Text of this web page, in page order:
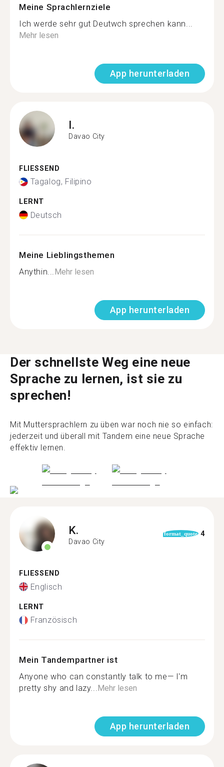
Meine Sprachlernziele
Ich werde sehr gut Deutwch sprechen kann...
Mehr lesen
App herunterladen
I.
Davao City
FLIESSEND
Tagalog, Filipino
LERNT
Deutsch
Meine Lieblingsthemen
Anythin... Mehr lesen
App herunterladen
Der schnellste Weg eine neue
Sprache zu lernen, ist sie zu
sprechen!
Mit Muttersprachlern zu üben war noch nie so einfach:
jederzeit und überall mit Tandem eine neue Sprache
effektiv lernen.
K.
Davao City
format_quote 4
FLIESSEND
Englisch
LERNT
Französisch
Mein Tandempartner ist
Anyone who can constantly talk to me— I'm
pretty shy and lazy...Mehr lesen
App herunterladen